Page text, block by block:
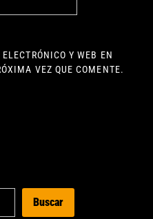
Y WEB EN
VEZ QUE COMENTE.
Buscar